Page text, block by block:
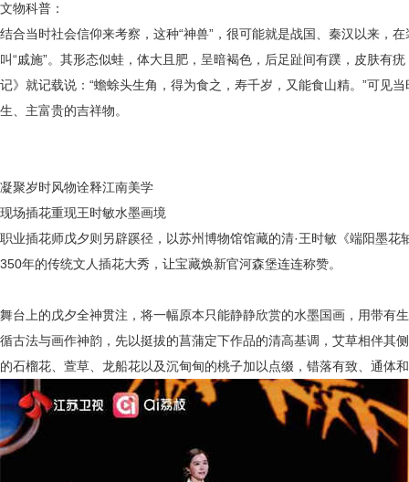
文物科普：
结合当时社会信仰来考察，这种“神兽”，很可能就是战国、秦汉以来，
叫“戚施”。其形态似蛙，体大且肥，呈暗褐色，后足趾间有蹼，皮肤有
记》就记载说： “蟾蜍头生角，得为食之，寿千岁，又能食山精。”可见
生、主富贵的吉祥物。
凝聚岁时风物诠释江南美学
现场插花重现王时敏水墨画境
职业插花师戊夕则另辟蹊径，以苏州博物馆馆藏的清·王时敏《端阳墨花
350年的传统文人插花大秀，让宝藏焕新官河森堡连连称赞。
舞台上的戊夕全神贯注，将一幅原本只能静静欣赏的水墨国画，用带有
循古法与画作神韵，先以挺拔的菖蒲定下作品的清高基调，艾草相伴其
的石榴花、萱草、龙船花以及沉甸甸的桃子加以点缀，错落有致、通体